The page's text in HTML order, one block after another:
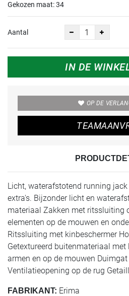
Gekozen maat:34
Aantal
IN DE
OP DE
Licht, waterafstotend running
extra's. Bijzonder licht en
materiaal Zakken met ritssluiting
elementen op de mouwen en
Ritssluiting met kinbeschermer
Getextureerd buitenmateriaal
armen en op de mouwen
Ventilatieopening op de rug
FABRIKANT: Erima